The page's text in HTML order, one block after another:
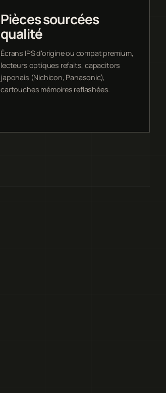
Pièces sourcées
qualité
Écrans IPS d'origine ou compat premium,
lecteurs optiques refaits, capacitors
japonais (Nichicon, Panasonic),
cartouches mémoires reflashées.